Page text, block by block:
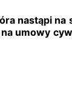
nastąpi
umowy